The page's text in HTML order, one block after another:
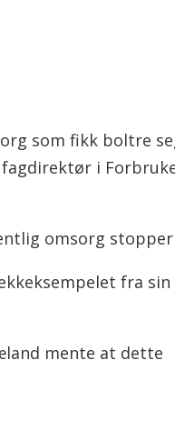
som fikk boltre
i
omsorg
fra sin
mente at dette